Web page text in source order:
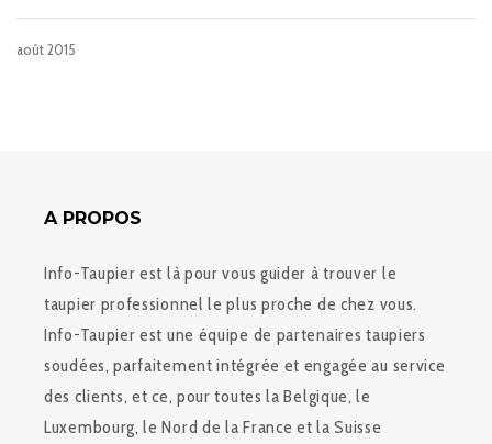
août 2015
A PROPOS
Info-Taupier est là pour vous guider à trouver le
taupier professionnel le plus proche de chez vous.
Info-Taupier est une équipe de partenaires taupiers
soudées, parfaitement intégrée et engagée au service
des clients, et ce, pour toutes la Belgique, le
Luxembourg, le Nord de la France et la Suisse